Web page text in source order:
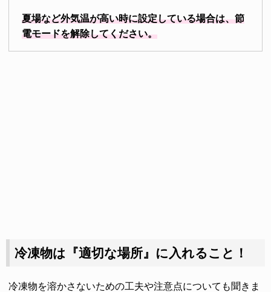
夏場など外気温が高い時に設定している場合は、節
電モードを解除してください。
冷凍物は『適切な場所』に入れること！
冷凍物を溶かさないための工夫や注意点についても聞きま